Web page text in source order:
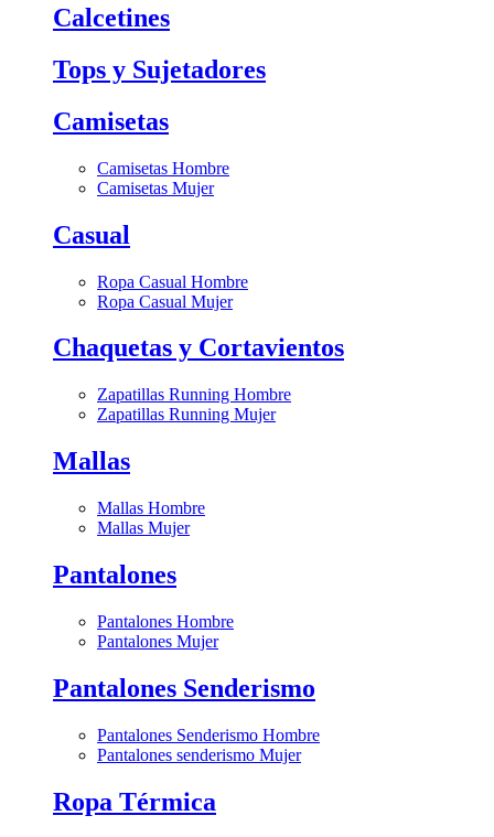
Calcetines
Tops y Sujetadores
Camisetas
Camisetas Hombre
Camisetas Mujer
Casual
Ropa Casual Hombre
Ropa Casual Mujer
Chaquetas y Cortavientos
Zapatillas Running Hombre
Zapatillas Running Mujer
Mallas
Mallas Hombre
Mallas Mujer
Pantalones
Pantalones Hombre
Pantalones Mujer
Pantalones Senderismo
Pantalones Senderismo Hombre
Pantalones senderismo Mujer
Ropa Térmica